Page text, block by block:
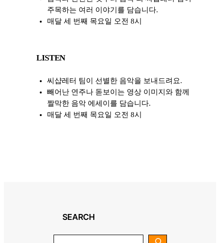
주목하는 여러 이야기를 담습니다.
매달 세 번째 목요일 오전 8시
LISTEN
씨샵레터 팀이 선별한 음악을 보내드려요.
빼어난 연주나 돋보이는 영상 이미지와 함께
짤막한 음악 에세이를 담습니다.
매달 세 번째 목요일 오전 8시
SEARCH